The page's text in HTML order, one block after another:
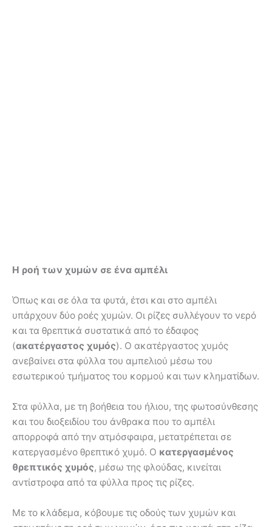
Η ροή των χυμών σε ένα αμπέλι
Όπως και σε όλα τα φυτά, έτσι και στο αμπέλι
υπάρχουν δύο ροές χυμών. Οι ρίζες συλλέγουν το νερό
και τα θρεπτικά συστατικά από το έδαφος
(ακατέργαστος χυμός). Ο ακατέργαστος χυμός
ανεβαίνει στα φύλλα του αμπελιού μέσω του
εσωτερικού τμήματος του κορμού και των κληματίδων.
Στα φύλλα, με τη βοήθεια του ήλιου, της φωτοσύνθεσης
και του διοξειδίου του άνθρακα που το αμπέλι
απορροφά από την ατμόσφαιρα, μετατρέπεται σε
κατεργασμένο θρεπτικό χυμό. Ο κατεργασμένος
θρεπτικός χυμός, μέσω της φλούδας, κινείται
αντίστροφα από τα φύλλα προς τις ρίζες.
Με το κλάδεμα, κόβουμε τις οδούς των χυμών και